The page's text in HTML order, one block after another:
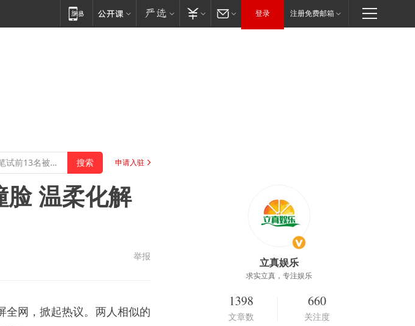
登录 注册免费邮箱
申请入驻
脸 温柔化解
举报
全网，掀起热议。两人相似的
立真娱乐
求实立真，专注娱乐
1398
文章数
660
关注度